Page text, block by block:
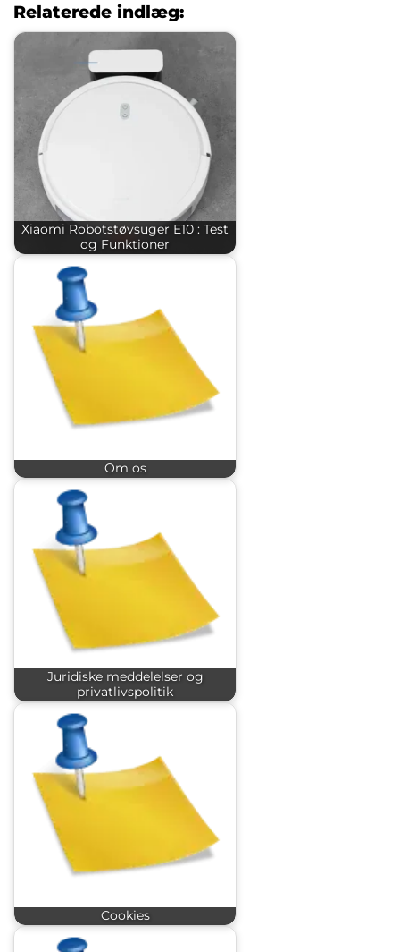
Relaterede indlæg:
Xiaomi Robotstøvsuger E10 : Test
og Funktioner
Om os
Juridiske meddelelser og
privatlivspolitik
Cookies